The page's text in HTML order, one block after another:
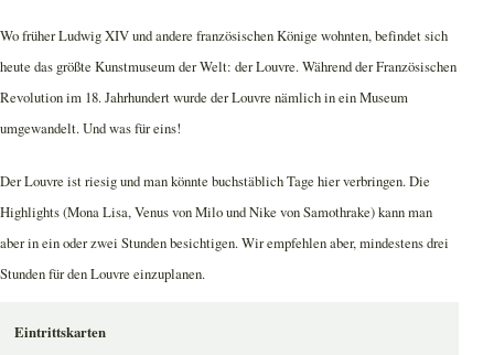
Wo früher Ludwig XIV und andere französischen Könige wohnten, befindet sich
heute das größte Kunstmuseum der Welt: der Louvre. Während der Französischen
Revolution im 18. Jahrhundert wurde der Louvre nämlich in ein Museum
umgewandelt. Und was für eins!
Der Louvre ist riesig und man könnte buchstäblich Tage hier verbringen. Die
Highlights (Mona Lisa, Venus von Milo und Nike von Samothrake) kann man
aber in ein oder zwei Stunden besichtigen. Wir empfehlen aber, mindestens drei
Stunden für den Louvre einzuplanen.
Eintrittskarten